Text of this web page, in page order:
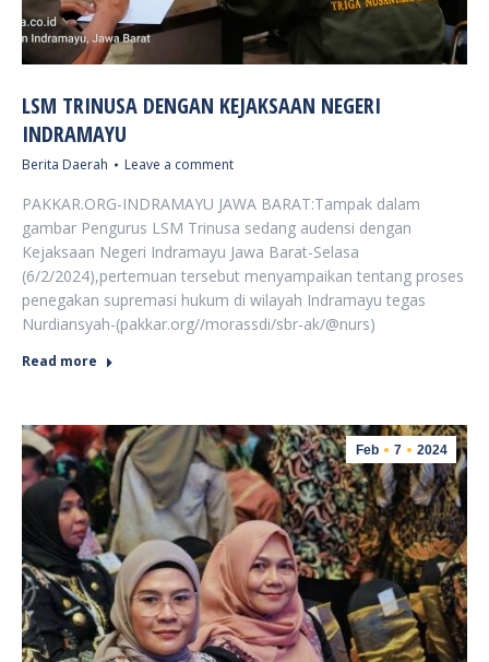
LSM TRINUSA DENGAN KEJAKSAAN NEGERI
INDRAMAYU
Berita Daerah Leave a comment
PAKKAR.ORG-INDRAMAYU JAWA BARAT:Tampak dalam
gambar Pengurus LSM Trinusa sedang audensi dengan
Kejaksaan Negeri Indramayu Jawa Barat-Selasa
(6/2/2024),pertemuan tersebut menyampaikan tentang proses
penegakan supremasi hukum di wilayah Indramayu tegas
Nurdiansyah-(pakkar.org//morassdi/sbr-ak/@nurs)
Read more
Feb 7 2024